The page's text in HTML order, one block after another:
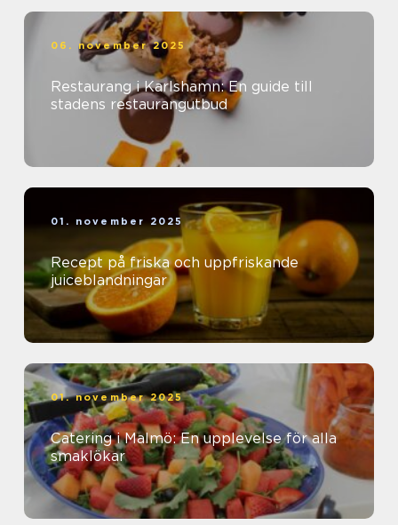
06. november 2025
Restaurang i Karlshamn: En guide till
stadens restaurangutbud
01. november 2025
Recept på friska och uppfriskande
juiceblandningar
01. november 2025
Catering i Malmö: En upplevelse för alla
smaklökar